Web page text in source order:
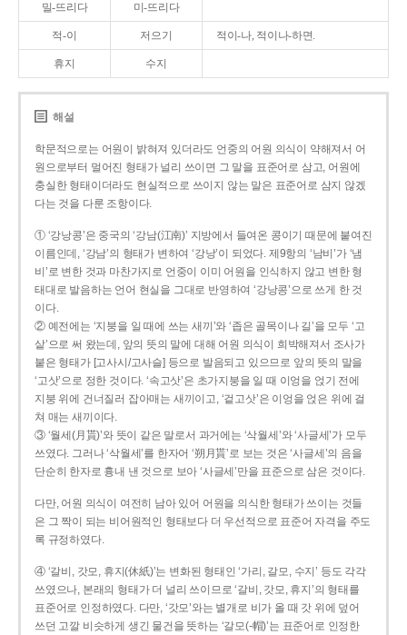
밀-뜨리다 미-뜨리다
적-이 저으기 적이-나, 적이나-하면.
휴지 수지
해설
학문적으로는 어원이 밝혀져 있더라도 언중의 어원 의식이 약해져서 어
원으로부터 멀어진 형태가 널리 쓰이면 그 말을 표준어로 삼고, 어원에
충실한 형태이더라도 현실적으로 쓰이지 않는 말은 표준어로 삼지 않겠
다는 것을 다룬 조항이다.
① ‘강낭콩’은 중국의 ‘강남(江南)’ 지방에서 들여온 콩이기 때문에 붙여진
이름인데, ‘강남’의 형태가 변하여 ‘강낭’이 되었다. 제9항의 ‘남비’가 ‘냄
비’로 변한 것과 마찬가지로 언중이 이미 어원을 인식하지 않고 변한 형
태대로 발음하는 언어 현실을 그대로 반영하여 ‘강낭콩’으로 쓰게 한 것
이다.
② 예전에는 ‘지붕을 일 때에 쓰는 새끼’와 ‘좁은 골목이나 길’을 모두 ‘고
샅’으로 써 왔는데, 앞의 뜻의 말에 대해 어원 의식이 희박해져서 조사가
붙은 형태가 [고사시/고사슬] 등으로 발음되고 있으므로 앞의 뜻의 말을
‘고삿’으로 정한 것이다. ‘속고삿’은 초가지붕을 일 때 이엉을 얹기 전에
지붕 위에 건너질러 잡아매는 새끼이고, ‘겉고삿’은 이엉을 얹은 위에 걸
쳐 매는 새끼이다.
③ ‘월세(月貰)’와 뜻이 같은 말로서 과거에는 ‘삭월세’와 ‘사글세’가 모두
쓰였다. 그러나 ‘삭월세’를 한자어 ‘朔月貰’로 보는 것은 ‘사글세’의 음을
단순히 한자로 흉내 낸 것으로 보아 ‘사글세’만을 표준으로 삼은 것이다.
다만, 어원 의식이 여전히 남아 있어 어원을 의식한 형태가 쓰이는 것들
은 그 짝이 되는 비어원적인 형태보다 더 우선적으로 표준어 자격을 주도
록 규정하였다.
④ ‘갈비, 갓모, 휴지(休紙)’는 변화된 형태인 ‘가리, 갈모, 수지’ 등도 각각
쓰였으나, 본래의 형태가 더 널리 쓰이므로 ‘갈비, 갓모, 휴지’의 형태를
표준어로 인정하였다. 다만, ‘갓모’와는 별개로 비가 올 때 갓 위에 덮어
쓰던 고깔 비슷하게 생긴 물건을 뜻하는 ‘갈모(-帽)’는 표준어로 인정한